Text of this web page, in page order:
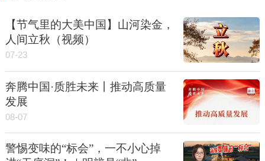
【节气里的大美中国】山河染金，
人间立秋（视频）
07-23
奔腾中国·质胜未来丨推动高质量
发展
08-07
警惕变味的“标会”，一不小心掉